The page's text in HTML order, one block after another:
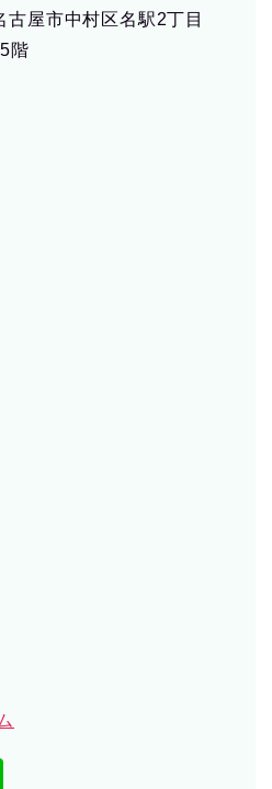
屋市中村区名駅2丁目
階